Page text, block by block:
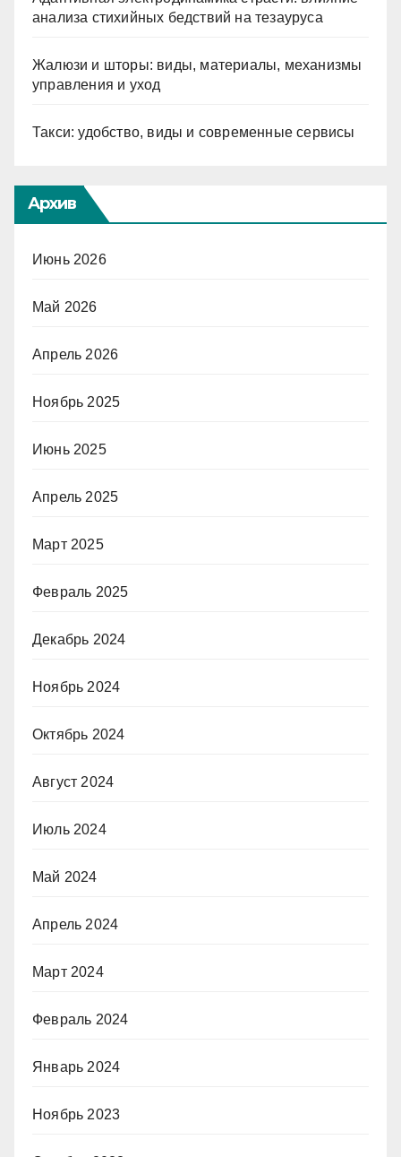
анализа стихийных бедствий на тезауруса
Жалюзи и шторы: виды, материалы, механизмы
управления и уход
Такси: удобство, виды и современные сервисы
Архив
Июнь 2026
Май 2026
Апрель 2026
Ноябрь 2025
Июнь 2025
Апрель 2025
Март 2025
Февраль 2025
Декабрь 2024
Ноябрь 2024
Октябрь 2024
Август 2024
Июль 2024
Май 2024
Апрель 2024
Март 2024
Февраль 2024
Январь 2024
Ноябрь 2023